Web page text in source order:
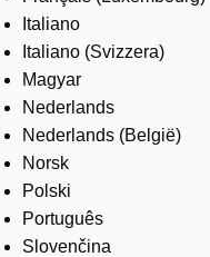
Italiano
Italiano (Svizzera)
Magyar
Nederlands
Nederlands (België)
Norsk
Polski
Português
Slovenčina